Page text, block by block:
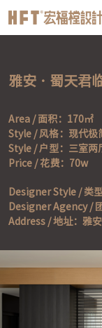
雅安 · 蜀天君
Area / 面积：170㎡
Style / 风格：现代极
Style / 户型：三室两
Price / 花费：70w
Designer Style / 类
Designer Agency /
Address / 地址：雅